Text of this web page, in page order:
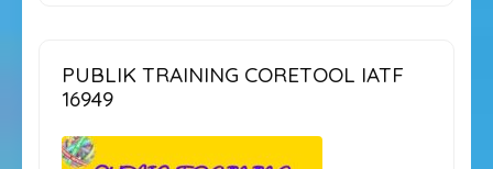
PUBLIK TRAINING CORETOOL IATF
16949